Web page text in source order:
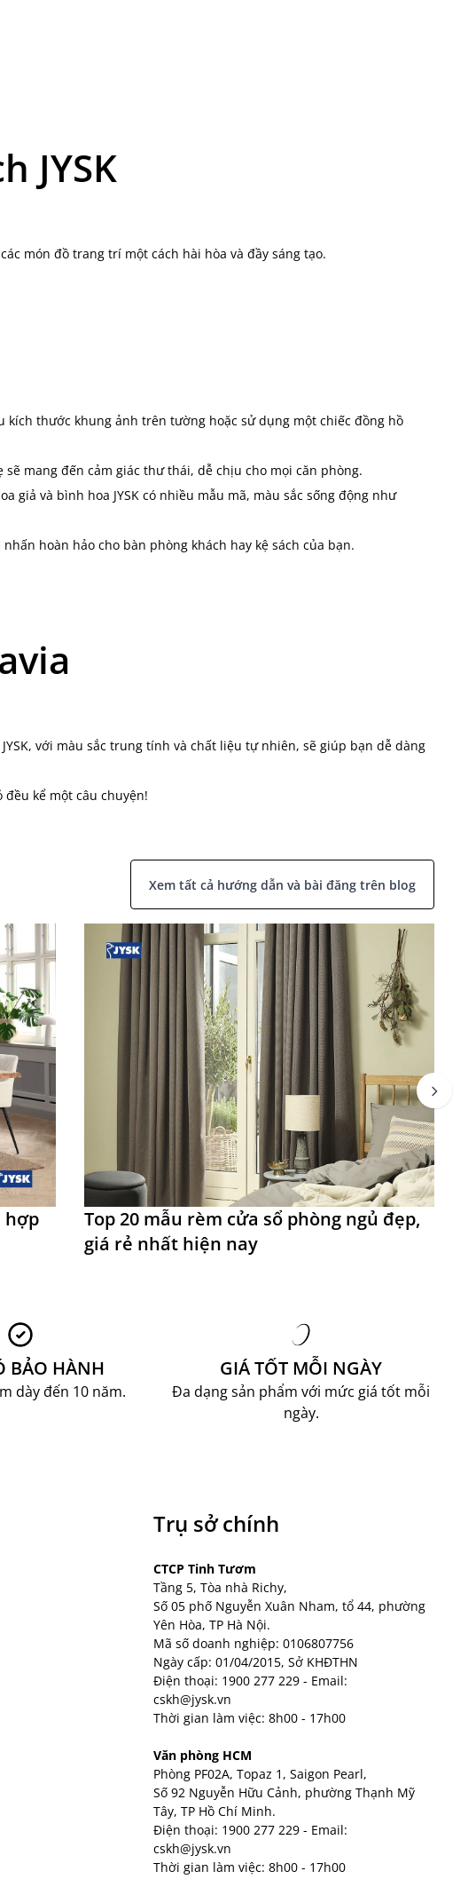
JYSK
món đồ trang trí một cách hài hòa và đầy sáng tạo.
kích thước khung ảnh trên tường hoặc sử dụng một chiếc đồng hồ
mang đến cảm giác thư thái, dễ chịu cho mọi căn phòng.
giả và bình hoa JYSK có nhiều mẫu mã, màu sắc sống động như
hoàn hảo cho bàn phòng khách hay kệ sách của bạn.
với màu sắc trung tính và chất liệu tự nhiên, sẽ giúp bạn dễ dàng
kể một câu chuyện!
Xem tất cả hướng dẫn và bài đăng trên blog
hợp
Top 20 mẫu rèm cửa sổ phòng ngủ đẹp,
giá rẻ nhất hiện nay
BẢO HÀNH
dày đến 10 năm.
GIÁ TỐT MỖI NGÀY
Đa dạng sản phẩm với mức giá tốt mỗi
ngày.
Trụ sở chính
CTCP Tinh Tươm
Tầng 5, Tòa nhà Richy,
Số 05 phố Nguyễn Xuân Nham, tổ 44, phường
Yên Hòa, TP Hà Nội.
Mã số doanh nghiệp: 0106807756
Ngày cấp: 01/04/2015, Sở KHĐTHN
Điện thoại: 1900 277 229- Email:
cskh@jysk.vn
Thời gian làm việc: 8h00 - 17h00
Văn phòng HCM
Phòng PF02A, Topaz 1, Saigon Pearl,
Số 92 Nguyễn Hữu Cảnh, phường Thạnh Mỹ
Tây, TP Hồ Chí Minh.
Điện thoại: 1900 277 229- Email:
cskh@jysk.vn
Thời gian làm việc: 8h00 - 17h00